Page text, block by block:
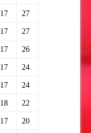
17 27
17 27
17 26
17 24
17 24
18 22
17 20